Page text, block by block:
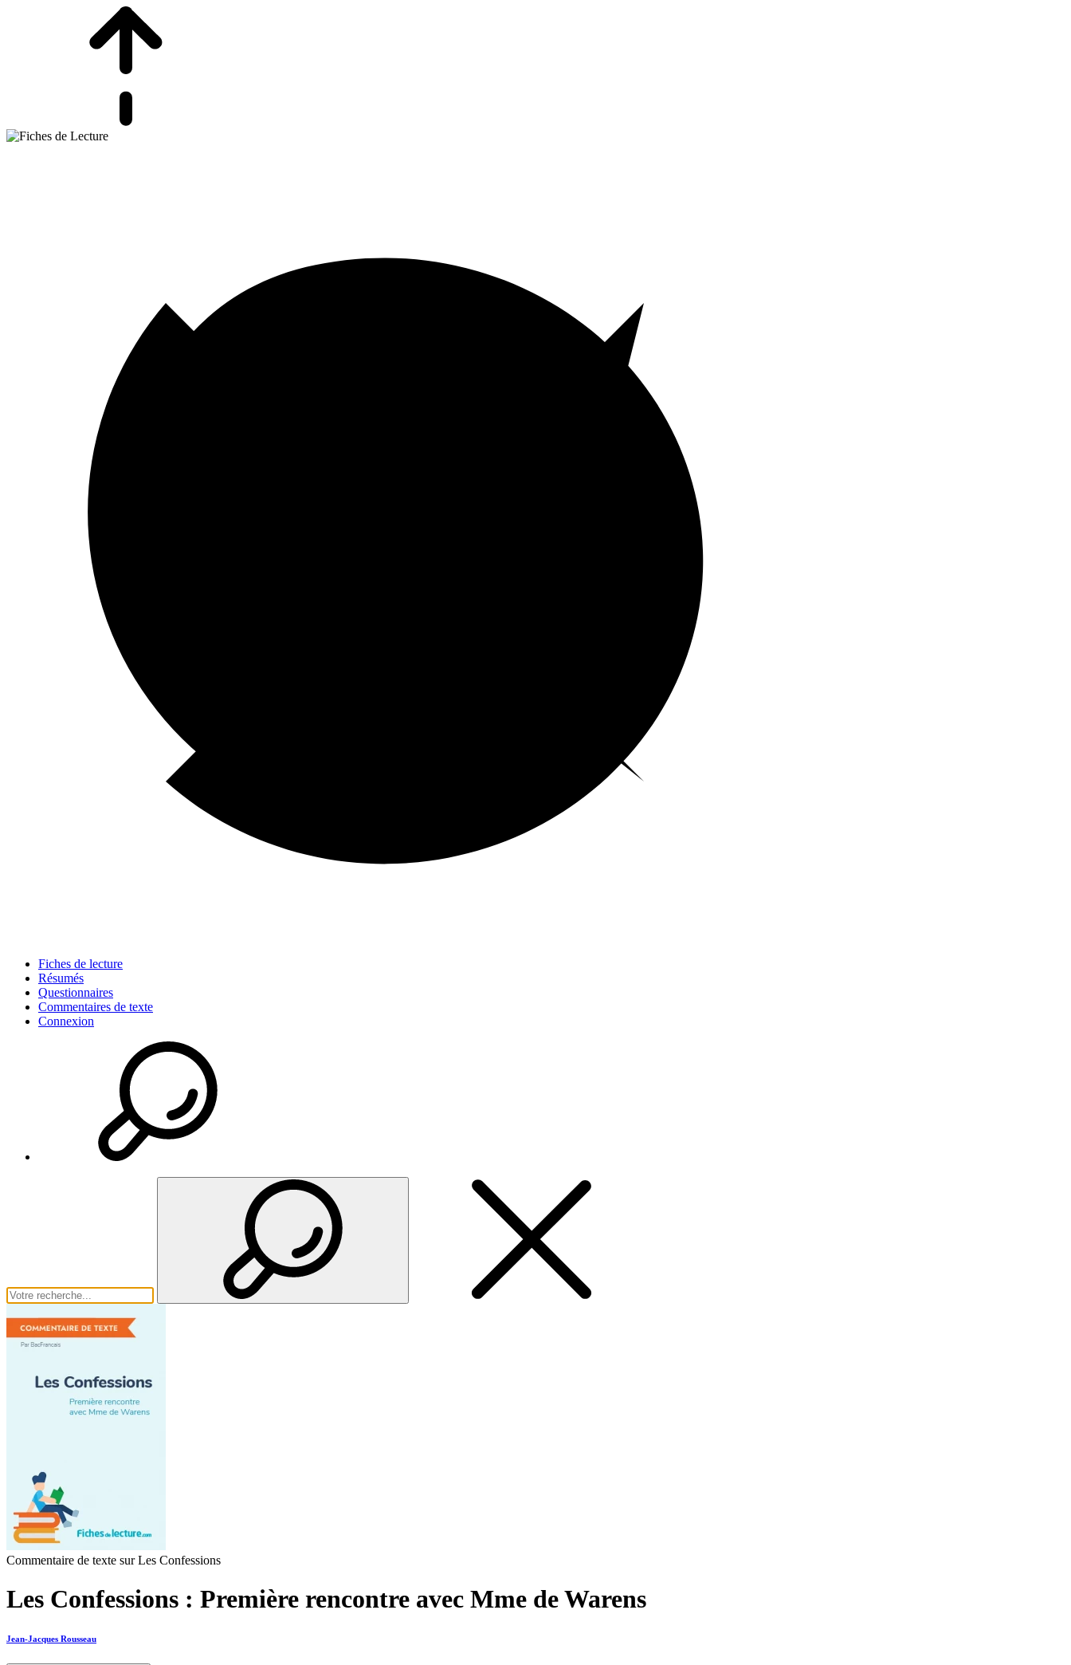
Fiches de lecture
Résumés
Questionnaires
Commentaires de texte
Connexion
Commentaire de texte sur Les Confessions
Les Confessions : Première rencontre avec Mme de Warens
Jean-Jacques Rousseau